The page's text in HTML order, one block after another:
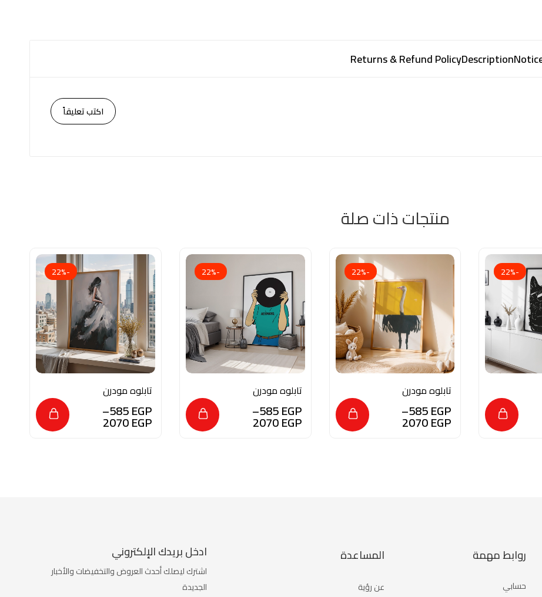
Description
Returns & Refund Policy
اكتب تعليقاً
منتجات ذات صلة
-22%
-22%
تابلوه مودرن
للديكور – نعامة
585EGP
–
2070EGP
-22%
تابلوه مودرن
للديكور من الخشب
الطبيعي و الزجاج
بلمسه من الفن
585EGP
–
2070EGP
-22%
تابلوه مودرن
للديكور من الخشب
الطبيعي و الزجاج
بلمسه من الفن
585EGP
–
2070EGP
روابط مهمة
حسابي
المساعدة
عن رؤية
ادخل بريدك الإلكتروني
اشترك ليصلك أحدث العروض والتخفيضات والأخبار
الجديدة